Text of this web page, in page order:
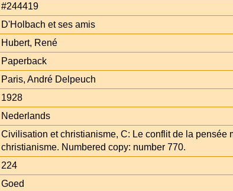
#244419
D'Holbach et ses amis
Hubert, René
Paperback
Paris, André Delpeuch
1928
Nederlands
Civilisation et christianisme, C: Le conflit de la pensée
christianisme. Numbered copy: number 770.
224
Goed